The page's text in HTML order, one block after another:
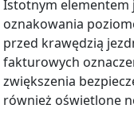
Istotnym elementem
oznakowania
przed krawędzią
fakturowych
zwiększenia
również oświetlone